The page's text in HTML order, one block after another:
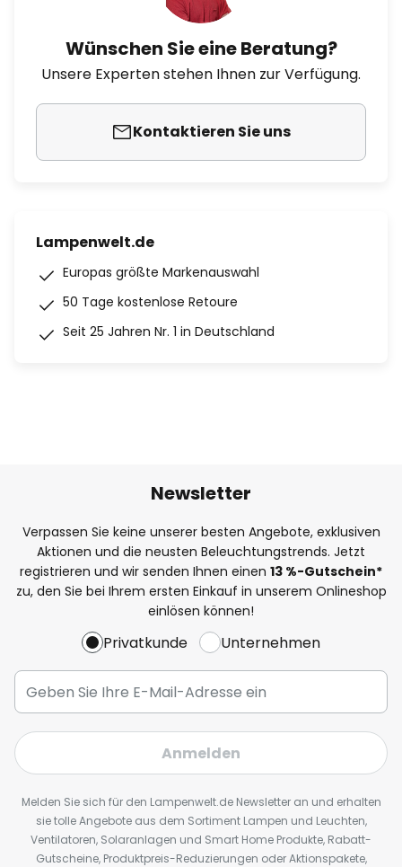
Wünschen Sie eine Beratung?
Unsere Experten stehen Ihnen zur Verfügung.
Kontaktieren Sie uns
Lampenwelt.de
Europas größte Markenauswahl
50 Tage kostenlose Retoure
Seit 25 Jahren Nr. 1 in Deutschland
Newsletter
Verpassen Sie keine unserer besten Angebote, exklusiven
Aktionen und die neusten Beleuchtungstrends. Jetzt
registrieren und wir senden Ihnen einen 13 %-Gutschein*
zu, den Sie bei Ihrem ersten Einkauf in unserem Onlineshop
einlösen können!
Privatkunde Unternehmen
Anmelden
Melden Sie sich für den Lampenwelt.de Newsletter an und erhalten
sie tolle Angebote aus dem Sortiment Lampen und Leuchten,
Ventilatoren, Solaranlagen und Smart Home Produkte, Rabatt-
Gutscheine, Produktpreis-Reduzierungen oder Aktionspakete,